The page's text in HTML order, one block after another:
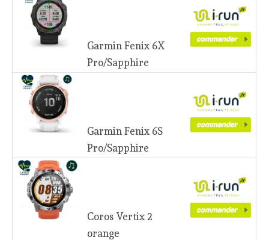
Garmin Fenix 6X
Pro/Sapphire
Garmin Fenix 6S
Pro/Sapphire
Coros Vertix 2
orange